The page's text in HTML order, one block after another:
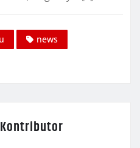
news
Kontributor